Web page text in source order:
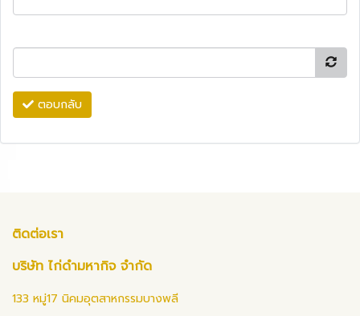
ตอบกลับ
ติดต่อเรา
บริษัท ไก่ดำมหากิจ จำกัด
133 หมู่17 นิคมอุตสาหกรรมบางพลี